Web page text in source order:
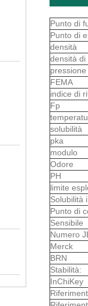
Punto di
Punto di
densità
densità di
FEMA
indice di
Fp
solubilità
pka
modulo
Odore
PH
limite
Solubilità
Punto di
Sensibile
Numero
Merck
BRN
Stabilità:
InChiKey